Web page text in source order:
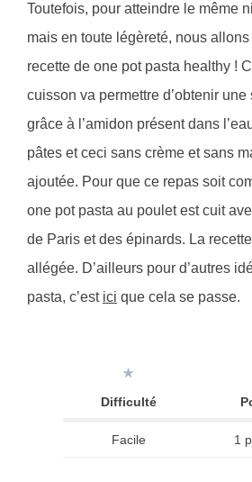
Toutefois, pour atteindre le même
mais en toute légèreté, nous
recette de one pot pasta healthy !
cuisson va permettre d’obtenir
grâce à l’amidon présent dans
pâtes et ceci sans crème et sans
ajoutée. Pour que ce repas soit
one pot pasta au poulet est cuit
de Paris et des épinards. La
allégée. D’ailleurs pour d’autres
pasta, c’est ici que cela se passe.
★
Difficulté
Facile 1